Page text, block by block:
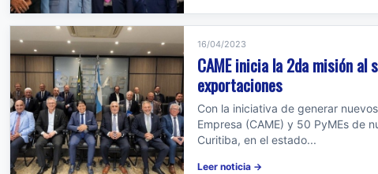
16/04/2023
CAME inicia la 2da misión
exportaciones
Con la iniciativa de generar
Empresa (CAME) y 50 PyMEs de
Curitiba, en el estado...
Leer noticia →